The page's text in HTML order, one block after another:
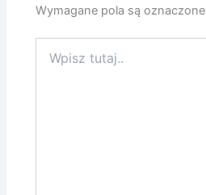
Wymagane pola są oznaczone
tutaj..